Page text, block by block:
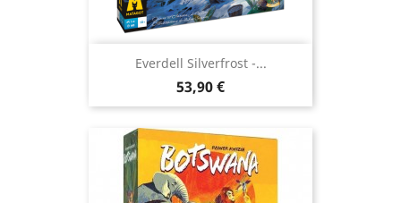
Everdell Silverfrost -...
Prix
53,90 €